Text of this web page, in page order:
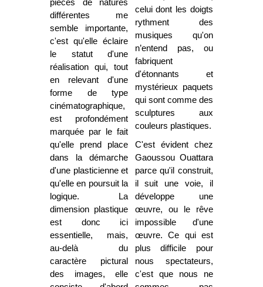
pièces de natures
différentes me
semble importante,
c'est qu'elle éclaire
le statut d'une
réalisation qui, tout
en relevant d'une
forme de type
cinématographique,
est profondément
marquée par le fait
qu'elle prend place
dans la démarche
d'une plasticienne et
qu'elle en poursuit la
logique. La
dimension plastique
est donc ici
essentielle, mais,
au-delà du
caractère pictural
des images, elle
celui dont les doigts
rythment des
musiques qu'on
n’entend pas, ou
fabriquent
d'étonnants et
mystérieux paquets
qui sont comme des
sculptures aux
couleurs plastiques.
C'est évident chez
Gaoussou Ouattara
parce qu'il construit,
il suit une voie, il
développe une
œuvre, ou le rêve
impossible d'une
œuvre. Ce qui est
plus difficile pour
nous spectateurs,
c'est que nous ne